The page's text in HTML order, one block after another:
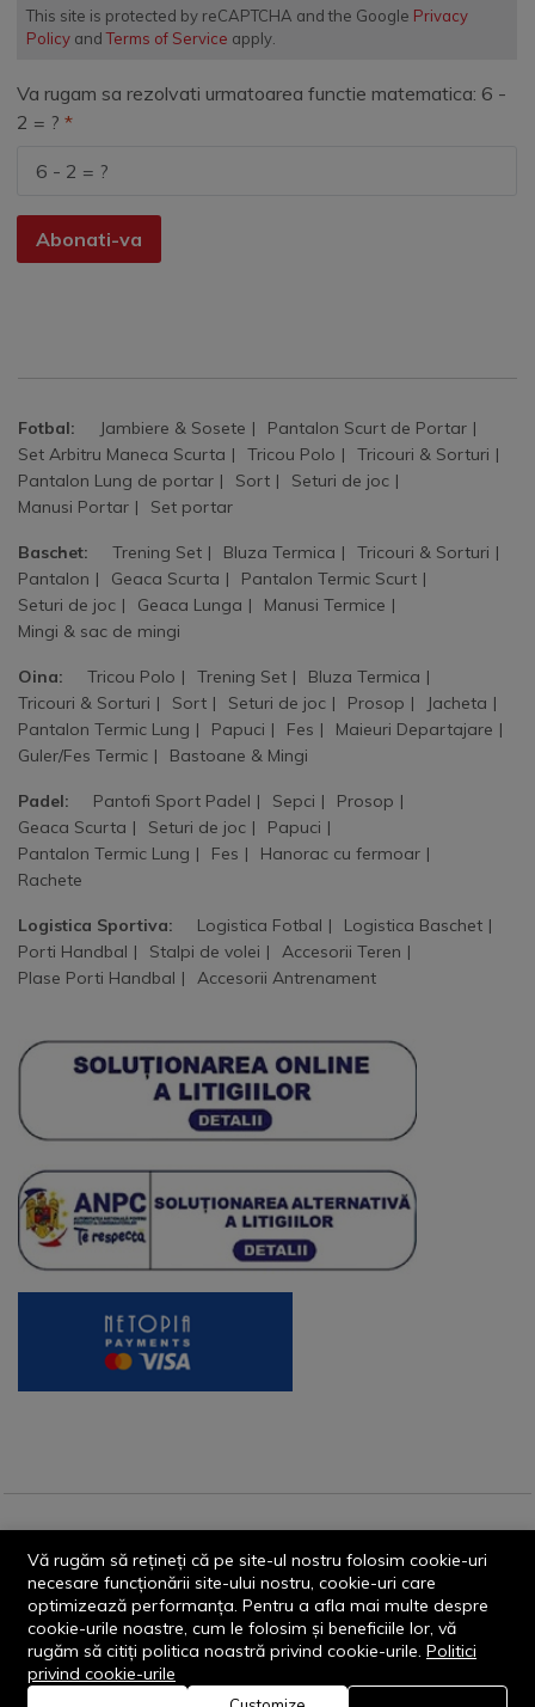
This site is protected by reCAPTCHA and the Google Privacy
Policy andTerms of Service apply.
Va rugam sa rezolvati urmatoarea functie matematica: 6 -
2 = ?
Abonati-va
Fotbal: Jambiere & Sosete
Pantalon Scurt de Portar
Set Arbitru Maneca Scurta
Tricou Polo
Tricouri & Sorturi
Pantalon Lung de portar
Sort
Seturi de joc
Manusi Portar
Set portar
Baschet: Trening Set Bluza Termica
Tricouri & Sorturi
Pantalon
Geaca Scurta
Pantalon Termic Scurt
Seturi de joc
Geaca Lunga
Manusi Termice
Mingi & sac de mingi
Oina: Tricou Polo Trening Set
Bluza Termica
Tricouri & Sorturi
Sort Seturi de joc Prosop
Jacheta
Pantalon Termic Lung
Papuci Fes
Maieuri Departajare
Guler/Fes Termic
Bastoane & Mingi
Padel: Pantofi Sport Padel Sepci
Prosop
Geaca Scurta
Seturi de joc
Papuci
Pantalon Termic Lung
Fes
Hanorac cu fermoar
Rachete
Logistica Sportiva: Logistica Fotbal
Logistica Baschet
Porti Handbal
Stalpi de volei
Accesorii Teren
Plase Porti Handbal
Accesorii Antrenament
© 2013-2026 - Dornik Total Services S.R.L. CUI 32211812
Reg.Com. J13/1996/2013, Str. Transilvaniei, Nr. 19A
Vă rugăm să rețineți că pe site-ul nostru folosim cookie-uri
necesare funcționării site-ului nostru, cookie-uri care
optimizează performanța. Pentru a afla mai multe despre
cookie-urile noastre, cum le folosim și beneficiile lor, vă
rugăm să citiți politica noastră privind cookie-urile. Politici
privind cookie-urile